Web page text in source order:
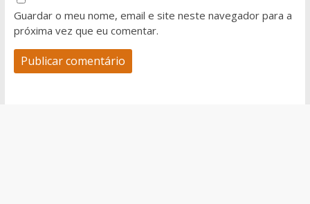
Guardar o meu nome, email e site neste navegador para a
próxima vez que eu comentar.